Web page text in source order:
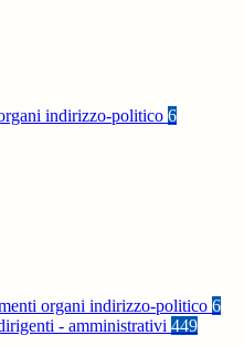
indirizzo-politico 6
organi indirizzo-politico 6
- amministrativi 449